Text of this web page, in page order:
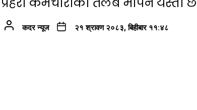
कदर न्यूज २१ श्रावण २०८३, बिहीबार ११:४८